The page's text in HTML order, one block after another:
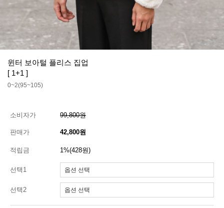
윈터 보아털 플리스 집업
[ 1+1 ]
0~2(95~105)
소비자가 99,800원
판매가 42,800원
적립금 1%(428원)
선택1
선택2